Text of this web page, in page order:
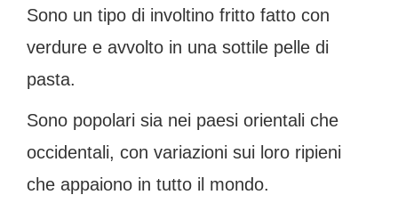
Sono un tipo di involtino fritto fatto con
verdure e avvolto in una sottile pelle di
pasta.
Sono popolari sia nei paesi orientali che
occidentali, con variazioni sui loro ripieni
che appaiono in tutto il mondo.